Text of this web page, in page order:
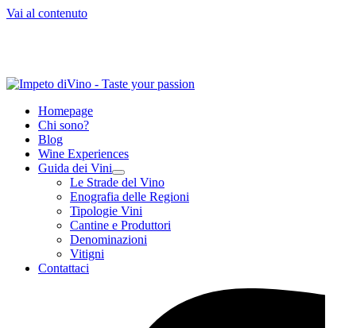
Vai al contenuto
Homepage
Chi sono?
Blog
Wine Experiences
Guida dei Vini
Le Strade del Vino
Enografia delle Regioni
Tipologie Vini
Cantine e Produttori
Denominazioni
Vitigni
Contattaci